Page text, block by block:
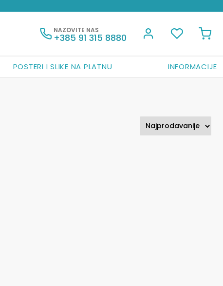
POSTERI I SLIKE NA PLATNU INFORMACIJE
NAZOVITE NAS
+385 91 315 8880